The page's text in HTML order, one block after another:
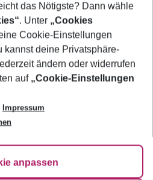
das Nötigste? Dann wähle
. Unter „Cookies
Cookie-Einstellungen
kannst deine Privatsphäre-
ändern oder widerrufen
auf „Cookie-Einstellungen
Impressum
anpassen